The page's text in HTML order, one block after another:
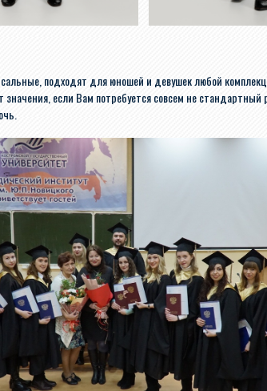
подходят для юношей и девушек любой
значения, если Вам потребуется совсем не стандартный